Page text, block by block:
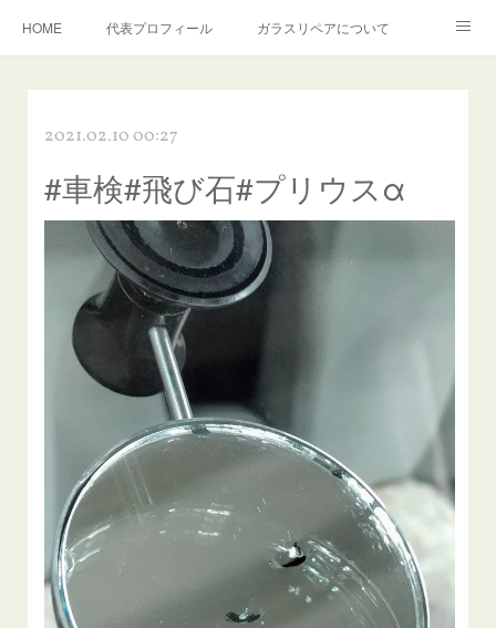
HOME 代表プロフィール ガラスリペアについて
飛び石施工料金について
当店へのアクセス 建築ガラスキズ取り・研磨・磨き
【プロ使用】フッ素系ガラストリートメント『アクアペル』
当店の良心的価格の理由について
欧州車モールの白サビやシミを落とす！
instagram記事
飛び石ひび割れでヒビ先が伸びた場合は？
2021.02.10 00:27
#車検#飛び石#プリウスα